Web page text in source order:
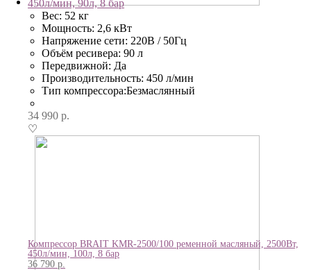
450л/мин, 90л, 8 бар
Вес: 52 кг
Мощность: 2,6 кВт
Напряжение сети: 220В / 50Гц
Объём ресивера: 90 л
Передвижной: Да
Производительность: 450 л/мин
Тип компрессора:Безмаслянный
34 990 р.
♡
Компрессор BRAIT KMR-2500/100 ременной масляный, 2500Вт,
450л/мин, 100л, 8 бар
36 790 р.